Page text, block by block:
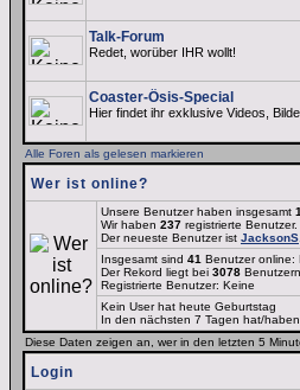
Talk-Forum
Redet, worüber IHR wollt!
Coaster-Ösis-Special
Hier findet ihr exklusive Videos,
Alle Foren als gelesen markieren
Wer ist online?
Unsere Benutzer haben insgesamt
Wir haben 237 registrierte Benutzer.
Der neueste Benutzer ist JacksonS
Insgesamt sind 41 Benutzer
Der Rekord liegt bei 3078
Registrierte Benutzer: Keine
Kein User hat heute Geburtstag
In den nächsten 7 Tagen hat/
Diese Daten zeigen an, wer in den letzten 5
Login